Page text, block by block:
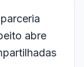
abre